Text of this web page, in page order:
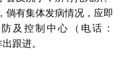
倘有集体发病情况，应即
及控制中心（电话：
跟进。